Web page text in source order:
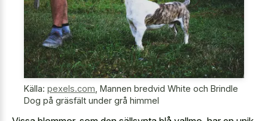
Källa: pexels.com Mannen bredvid White och Brindle
Dog på gräsfält under grå himmel